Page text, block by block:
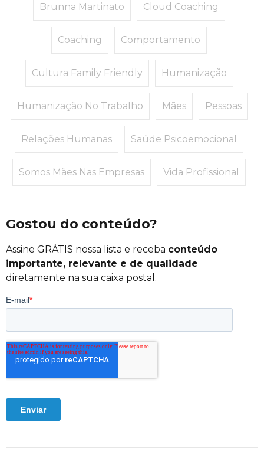
Brunna Martinato Cloud Coaching
Coaching Comportamento
Cultura Family Friendly Humanização
Humanização No Trabalho Mães Pessoas
Relações Humanas Saúde Psicoemocional
Somos Mães Nas Empresas Vida Profissional
Gostou do conteúdo?
Assine GRÁTIS nossa lista e receba conteúdo
importante, relevante e de qualidade
diretamente na sua caixa postal.